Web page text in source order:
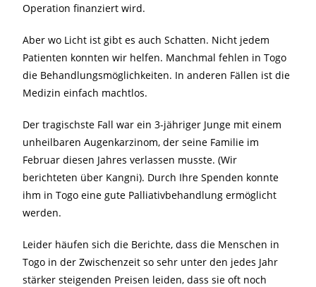
Operation finanziert wird.
Aber wo Licht ist gibt es auch Schatten. Nicht jedem
Patienten konnten wir helfen. Manchmal fehlen in Togo
die Behandlungsmöglichkeiten. In anderen Fällen ist die
Medizin einfach machtlos.
Der tragischste Fall war ein 3-jähriger Junge mit einem
unheilbaren Augenkarzinom, der seine Familie im
Februar diesen Jahres verlassen musste. (Wir
berichteten über Kangni). Durch Ihre Spenden konnte
ihm in Togo eine gute Palliativbehandlung ermöglicht
werden.
Leider häufen sich die Berichte, dass die Menschen in
Togo in der Zwischenzeit so sehr unter den jedes Jahr
stärker steigenden Preisen leiden, dass sie oft noch